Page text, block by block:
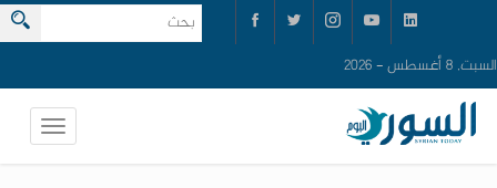
السبت, 8 أغسطس - 2026